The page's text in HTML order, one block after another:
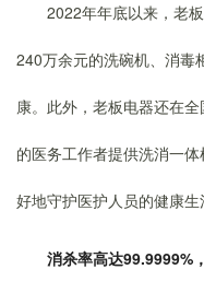
2022年年底以来，老
240万余元的洗碗机、消毒
康。此外，老板电器还在
的医务工作者提供洗消一
好地守护医护人员的健康生
消杀率高达99.9999%